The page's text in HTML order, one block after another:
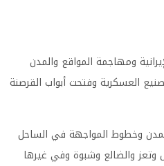
ومهاجمة المواقع والمدن
العسكرية وفتحت أبواب القرصنة
وخطوط المواجهة في الساحل
وتعز والضالع وشبوة وفي غيرها